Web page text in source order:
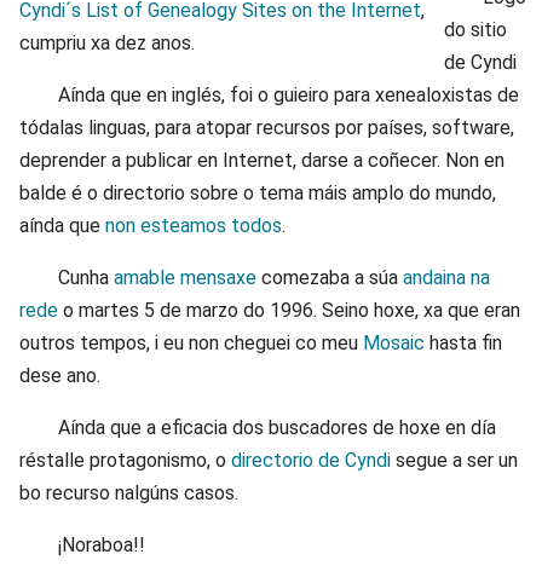
Cyndi´s List of Genealogy Sites on the Internet,
cumpriu xa dez anos.
Aínda que en inglés, foi o guieiro para xenealoxistas de
tódalas linguas, para atopar recursos por países, software,
deprender a publicar en Internet, darse a coñecer. Non en
balde é o directorio sobre o tema máis amplo do mundo,
aínda que non esteamos todos.
Cunha amable mensaxe comezaba a súa andaina na
rede o martes 5 de marzo do 1996. Seino hoxe, xa que eran
outros tempos, i eu non cheguei co meu Mosaic hasta fin
dese ano.
Aínda que a eficacia dos buscadores de hoxe en día
réstalle protagonismo, o directorio de Cyndi segue a ser un
bo recurso nalgúns casos.
¡Noraboa!!